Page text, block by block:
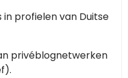
in profielen van Duitse
privéblognetwerken